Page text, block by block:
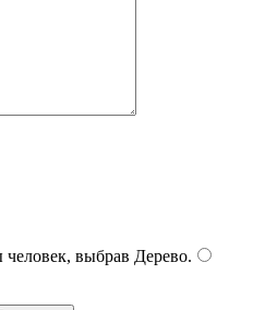
выбрав Дерево.